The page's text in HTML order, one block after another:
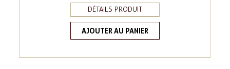
DÉTAILS PRODUIT
AJOUTER AU PANIER